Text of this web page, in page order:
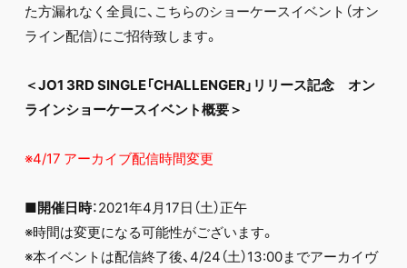
FC NEWS
MOVIE
WEB RADIO
MESSAGE
REPORT
RELAY BLOG
STAFF BLOG
JOINLOGIN
た方漏れなく全員に、こちらのショーケースイベント（オン
ライン配信）にご招待致します。
＜JO1 3RD SINGLE「CHALLENGER」リリース記念 オン
ラインショーケースイベント概要＞
※4/17 アーカイブ配信時間変更
■開催日時：2021年4月17日（土）正午
※時間は変更になる可能性がございます。
※本イベントは配信終了後、4/24（土）13:00までアーカイヴ